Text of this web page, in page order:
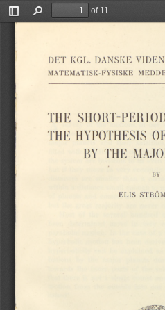
Toggle
Find
of 11
DET KGL. DANSKE
MATEMATISK-FYSISKE
THE SHORT-
THE HYPOTHESIS
RY THE
BY
ELIS